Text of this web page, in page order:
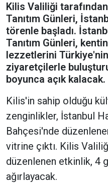
Kilis Valiliği
Tanıtım Günleri,
törenle başladı.
Tanıtım Günleri,
lezzetlerini
ziyaretçilerle
boyunca açık kalacak.
Kilis'in sahip olduğu
zenginlikler, İstanbul
Bahçesi'nde
vitrine çıktı. Kilis
düzenlenen etkinlik, 4
ağırlayacak.